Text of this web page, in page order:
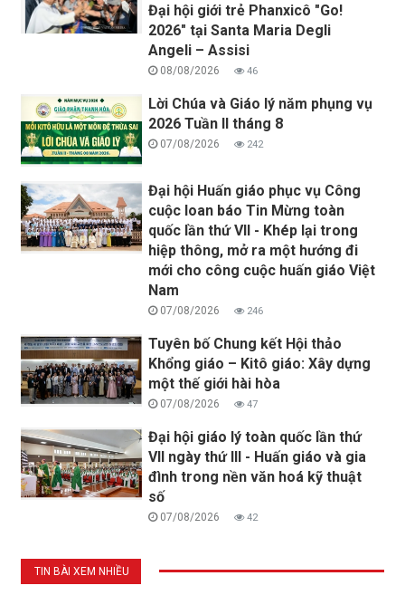
Đại hội giới trẻ Phanxicô "Go!
2026" tại Santa Maria Degli
Angeli – Assisi
08/08/2026 46
Lời Chúa và Giáo lý năm phụng vụ
2026 Tuần II tháng 8
07/08/2026 242
Đại hội Huấn giáo phục vụ Công
cuộc loan báo Tin Mừng toàn
quốc lần thứ VII - Khép lại trong
hiệp thông, mở ra một hướng đi
mới cho công cuộc huấn giáo Việt
Nam
07/08/2026 246
Tuyên bố Chung kết Hội thảo
Khổng giáo – Kitô giáo: Xây dựng
một thế giới hài hòa
07/08/2026 47
Đại hội giáo lý toàn quốc lần thứ
VII ngày thứ III - Huấn giáo và gia
đình trong nền văn hoá kỹ thuật
số
07/08/2026 42
TIN BÀI XEM NHIỀU